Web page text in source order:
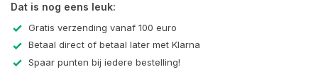
Dat is nog eens leuk:
Gratis verzending vanaf 100 euro
Betaal direct of betaal later met Klarna
Spaar punten bij iedere bestelling!